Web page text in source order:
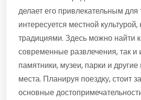
делает его привлекательным для
интересуется местной культурой,
традициями. Здесь можно найти
современные развлечения, так и
памятники, музеи, парки и
места. Планируя поездку, стоит
основные